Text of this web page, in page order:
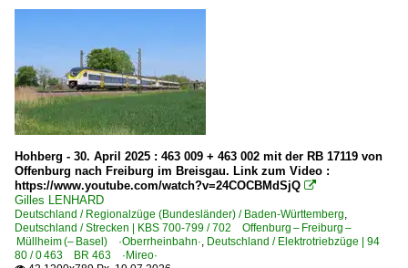
ICE S | BR 410.1 unter "Bahndienstfahrzeuge |
Elektrotriebzüge | 94 80
0 425 BR 425 'Quietschie'
0 429 BR 429.0 ·Flirt (fünfteilig)· Private
0 429 BR 429.1 ·Flirt 3 (fünfteilig)· Private
0 440 BR 440 ·Coradia Continental· 'Mopsgesicht'
0 463 BR 463 ·Mireo·
1 440 BR 440 ·Coradia Continental 2· 'Grinsekatze'
1 462 BR 462 ·Desiro HC (vierteilig)·
Hohberg - 30. April 2025 : 463 009 + 463 002 mit der RB 17119 von
Offenburg nach Freiburg im Breisgau. Link zum Video :
https://www.youtube.com/watch?v=24COCBMdSjQ 
Gilles LENHARD
Deutschland / Regionalzüge (Bundesländer) / Baden-Württemberg,
Deutschland / Strecken | KBS 700-799 / 702 Offenburg – Freiburg –
Müllheim (– Basel) ·Oberrheinbahn·, Deutschland / Elektrotriebzüge | 94
80 / 0 463 BR 463 ·Mireo·